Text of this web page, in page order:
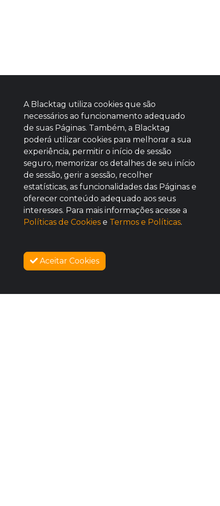
Baixe agora nosso app
SOBRE NÓS
A Blacktag utiliza cookies que são
necessários ao funcionamento adequado
de suas Páginas. Também, a Blacktag
poderá utilizar cookies para melhorar a sua
experiência, permitir o início de sessão
seguro, memorizar os detalhes de seu início
de sessão, gerir a sessão, recolher
estatísticas, as funcionalidades das Páginas e
oferecer conteúdo adequado aos seus
interesses. Para mais informações acesse a
Políticas de Cookies e Termos e Políticas.
Aceitar Cookies